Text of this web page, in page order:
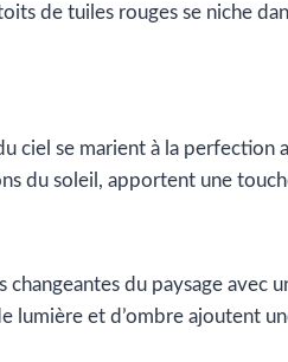
de tuiles rouges se niche
ciel se marient à la perfection
du soleil, apportent une
du paysage avec
lumière et d’ombre ajoutent